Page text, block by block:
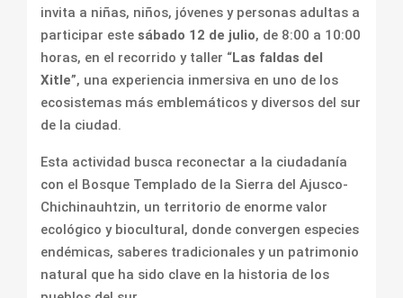
invita a niñas, niños, jóvenes y personas adultas a
participar este sábado 12 de julio, de 8:00 a 10:00
horas, en el recorrido y taller “Las faldas del
Xitle”, una experiencia inmersiva en uno de los
ecosistemas más emblemáticos y diversos del sur
de la ciudad.
Esta actividad busca reconectar a la ciudadanía
con el Bosque Templado de la Sierra del Ajusco-
Chichinauhtzin, un territorio de enorme valor
ecológico y biocultural, donde convergen especies
endémicas, saberes tradicionales y un patrimonio
natural que ha sido clave en la historia de los